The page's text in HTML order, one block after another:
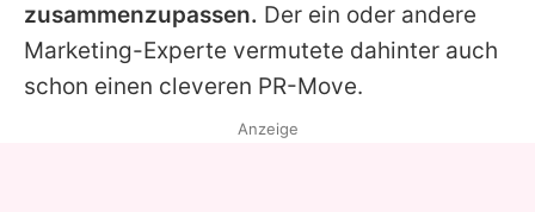
zusammenzupassen. Der ein oder andere
Marketing-Experte vermutete dahinter auch
schon einen cleveren PR-Move.
Anzeige